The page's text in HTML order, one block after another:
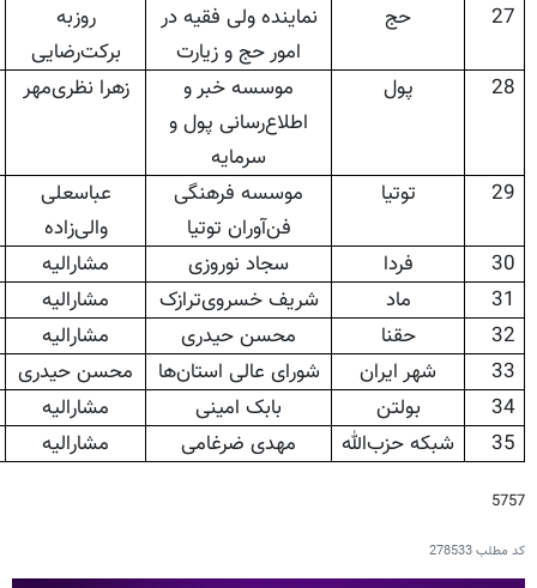
27 حج
نماینده ولی فقیه در
امور حج و زیارت
روزبه
برکت‌رضایی
28
پول
موسسه خبر و
اطلاع‌رسانی پول و
سرمایه
زهرا نظری‌مهر
29 توتیا
موسسه فرهنگی
فن‌آوران توتیا
عباسعلی
والی‌زاده
30
فردا سجاد نوروزی
مشارالیه
31
ماد شریف خسروی‌ترازک
مشارالیه
32
حقنا محسن حیدری
مشارالیه
33
شهر ایران شورای عالی استان‌ها
محسن حیدری
34
بولتن بابک امینی
مشارالیه
35
شبکه حزب‌الله مهدی ضرغامی مشارالیه
5757
کد مطلب278533